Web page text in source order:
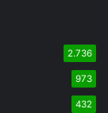
2.736
973
432